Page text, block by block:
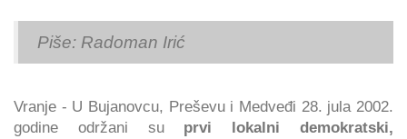
Piše: Radoman Irić
Vranje - U Bujanovcu, Preševu i Medveđi 28. jula 2002.
godine održani suprvi lokalni demokratski,